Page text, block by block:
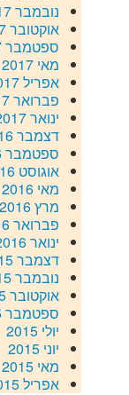
נובמבר 2017
אוקטובר 2017
ספטמבר 2017
מאי 2017
אפריל 2017
פברואר 2017
ינואר 2017
דצמבר 2016
ספטמבר 2016
אוגוסט 2016
מאי 2016
מרץ 2016
פברואר 2016
ינואר 2016
דצמבר 2015
נובמבר 2015
אוקטובר 2015
ספטמבר 2015
יולי 2015
יוני 2015
מאי 2015
אפריל 2015